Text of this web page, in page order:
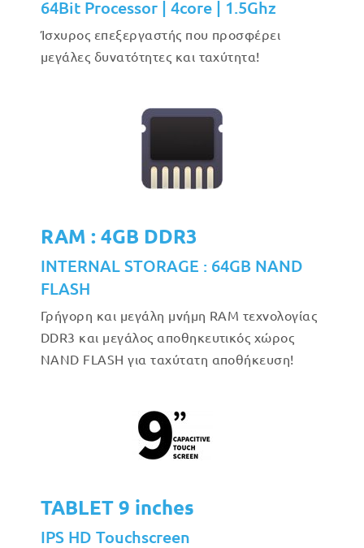
64Bit Processor | 4core | 1.5Ghz
Ίσχυρος επεξεργαστής που προσφέρει
μεγάλες δυνατότητες και ταχύτητα!
RAM : 4GB DDR3
INTERNAL STORAGE : 64GB NAND
FLASH
Γρήγορη και μεγάλη μνήμη RAM τεχνολογίας
DDR3 και μεγάλος αποθηκευτικός χώρος
NAND FLASH για ταχύτατη αποθήκευση!
TABLET 9 inches
IPS HD Touchscreen